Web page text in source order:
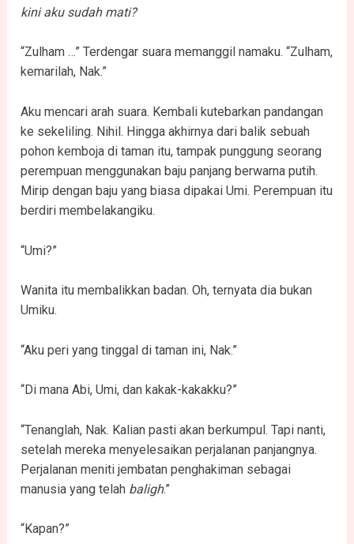
kini aku sudah mati?
“Zulham …” Terdengar suara memanggil namaku. “Zulham,
kemarilah, Nak.”
Aku mencari arah suara. Kembali kutebarkan pandangan
ke sekeliling. Nihil. Hingga akhirnya dari balik sebuah
pohon kemboja di taman itu, tampak punggung seorang
perempuan menggunakan baju panjang berwarna putih.
Mirip dengan baju yang biasa dipakai Umi. Perempuan itu
berdiri membelakangiku.
“Umi?”
Wanita itu membalikkan badan. Oh, ternyata dia bukan
Umiku.
“Aku peri yang tinggal di taman ini, Nak.”
“Di mana Abi, Umi, dan kakak-kakakku?”
“Tenanglah, Nak. Kalian pasti akan berkumpul. Tapi nanti,
setelah mereka menyelesaikan perjalanan panjangnya.
Perjalanan meniti jembatan penghakiman sebagai
manusia yang telah baligh.”
“Kapan?”